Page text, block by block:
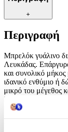
+
Περιγραφή
Μπρελόκ γυάλινο
Λευκάδας.
και συνολικό
ιδανικό ενθύμιο ή
μικρό του μέγεθος
ξυπνήσει όμορφες